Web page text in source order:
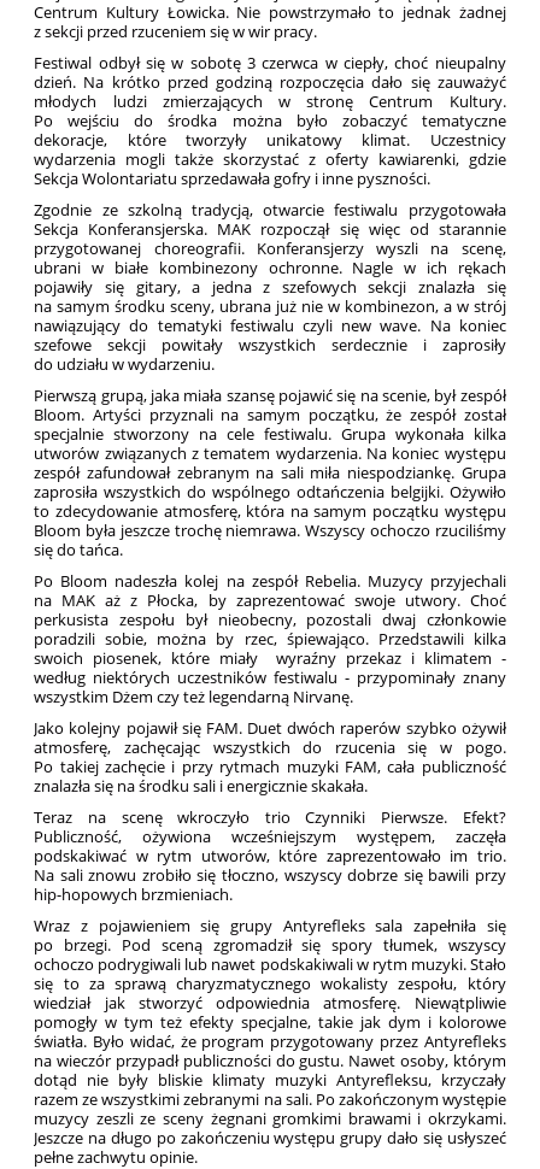
Centrum Kultury Łowicka. Nie powstrzymało to jednak żadnej
z sekcji przed rzuceniem się w wir pracy.
Festiwal odbył się w sobotę 3 czerwca w ciepły, choć nieupalny
dzień. Na krótko przed godziną rozpoczęcia dało się zauważyć
młodych ludzi zmierzających w stronę Centrum Kultury.
Po wejściu do środka można było zobaczyć tematyczne
dekoracje, które tworzyły unikatowy klimat. Uczestnicy
wydarzenia mogli także skorzystać z oferty kawiarenki, gdzie
Sekcja Wolontariatu sprzedawała gofry i inne pyszności.
Zgodnie ze szkolną tradycją, otwarcie festiwalu przygotowała
Sekcja Konferansjerska. MAK rozpoczął się więc od starannie
przygotowanej choreografii. Konferansjerzy wyszli na scenę,
ubrani w białe kombinezony ochronne. Nagle w ich rękach
pojawiły się gitary, a jedna z szefowych sekcji znalazła się
na samym środku sceny, ubrana już nie w kombinezon, a w strój
nawiązujący do tematyki festiwalu czyli new wave. Na koniec
szefowe sekcji powitały wszystkich serdecznie i zaprosiły
do udziału w wydarzeniu.
Pierwszą grupą, jaka miała szansę pojawić się na scenie, był zespół
Bloom. Artyści przyznali na samym początku, że zespół został
specjalnie stworzony na cele festiwalu. Grupa wykonała kilka
utworów związanych z tematem wydarzenia. Na koniec występu
zespół zafundował zebranym na sali miła niespodziankę. Grupa
zaprosiła wszystkich do wspólnego odtańczenia belgijki. Ożywiło
to zdecydowanie atmosferę, która na samym początku występu
Bloom była jeszcze trochę niemrawa. Wszyscy ochoczo rzuciliśmy
się do tańca.
Po Bloom nadeszła kolej na zespół Rebelia. Muzycy przyjechali
na MAK aż z Płocka, by zaprezentować swoje utwory. Choć
perkusista zespołu był nieobecny, pozostali dwaj członkowie
poradzili sobie, można by rzec, śpiewająco. Przedstawili kilka
swoich piosenek, które miały wyraźny przekaz i klimatem -
według niektórych uczestników festiwalu - przypominały znany
wszystkim Dżem czy też legendarną Nirvanę.
Jako kolejny pojawił się FAM. Duet dwóch raperów szybko ożywił
atmosferę, zachęcając wszystkich do rzucenia się w pogo.
Po takiej zachęcie i przy rytmach muzyki FAM, cała publiczność
znalazła się na środku sali i energicznie skakała.
Teraz na scenę wkroczyło trio Czynniki Pierwsze. Efekt?
Publiczność, ożywiona wcześniejszym występem, zaczęła
podskakiwać w rytm utworów, które zaprezentowało im trio.
Na sali znowu zrobiło się tłoczno, wszyscy dobrze się bawili przy
hip-hopowych brzmieniach.
Wraz z pojawieniem się grupy Antyrefleks sala zapełniła się
po brzegi. Pod sceną zgromadził się spory tłumek, wszyscy
ochoczo podrygiwali lub nawet podskakiwali w rytm muzyki. Stało
się to za sprawą charyzmatycznego wokalisty zespołu, który
wiedział jak stworzyć odpowiednia atmosferę. Niewątpliwie
pomogły w tym też efekty specjalne, takie jak dym i kolorowe
światła. Było widać, że program przygotowany przez Antyrefleks
na wieczór przypadł publiczności do gustu. Nawet osoby, którym
dotąd nie były bliskie klimaty muzyki Antyrefleksu, krzyczały
razem ze wszystkimi zebranymi na sali. Po zakończonym występie
muzycy zeszli ze sceny żegnani gromkimi brawami i okrzykami.
Jeszcze na długo po zakończeniu występu grupy dało się usłyszeć
pełne zachwytu opinie.